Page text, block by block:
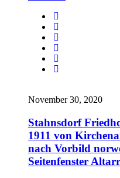
November 30, 2020
Stahnsdorf
1911 von
nach Vorbild
Seitenfenster